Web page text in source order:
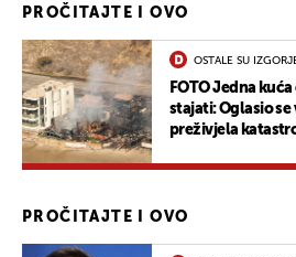
PROČITAJTE I OVO
OSTALE SU
FOTO Jedna
stajati: Oglasio
preživjela
PROČITAJTE I OVO